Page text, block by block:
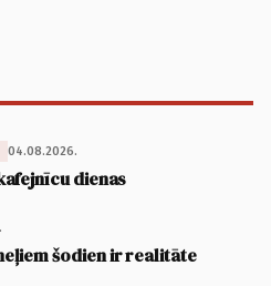
04.08.2026.
dienas
šodien ir realitāte